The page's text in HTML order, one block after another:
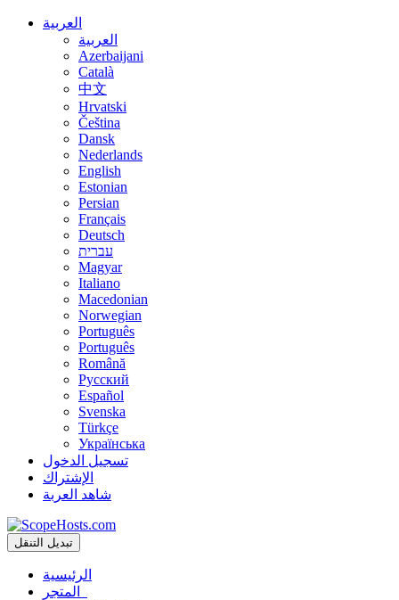
العربية
العربية
Azerbaijani
Català
中文
Hrvatski
Čeština
Dansk
Nederlands
English
Estonian
Persian
Français
Deutsch
עברית
Magyar
Italiano
Macedonian
Norwegian
Português
Português
Română
Русский
Español
Svenska
Türkçe
Українська
تسجيل الدخول
الإشتراك
شاهد العربة
تبديل التنقل
الرئيسية